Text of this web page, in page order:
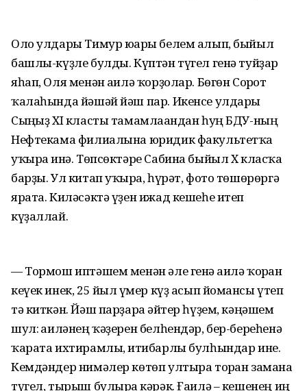
Оло улдары Тимур юғары белем алып, быйыл
башлы-күҙле булды. Күптән түгел генә туйҙар
яһап, Оля менән ғаилә ҡорҙолар. Бөгөн Сорғот
ҡалаһында йәшәй йәш пар. Икенсе улдары
Сыңғыҙ XI класты тамамлағандан һуң БДУ-ның
Нефтекама филиалына юридик факультетҡа
уҡырға инә. Төпсөктәре Сабина быйыл X класҡа
барҙы. Ул китап уҡырға, һүрәт, фото төшөрөргә
ярата. Киләсәктә үҙен ижад кешеһе итеп
күҙаллай.
— Тормош иптәшем менән әле генә ғаилә ҡорған
кеүек инек, 25 йыл ғүмер күҙ асып йомғансы үтеп
тә киткән. Йәш парҙарға әйтер һүҙем, кәңәшем
шул: ғаиләнең ҡәҙерен белһендәр, бер-береһенә
ҡарата ихтирамлы, иғтибарлы булһындар ине.
Кемдәндер нимәлер көтөп ултыра торған замана
түгел, тырыш булырға кәрәк. Ғаилә – кешенең иң